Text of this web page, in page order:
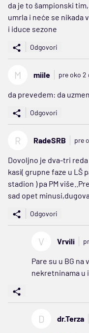
da je to šampionski
umrla i neće se nikada
i iduce sezone
Odgovori
M miile pre oko 2
da prevedem: da
Odgovori
R RadeSRB pre
Dovoljno je dva-tri
kasi( grupne faze u LŠ
stadion ) pa PM
sad opet
Odgovori
V Vrvili
Pare su u BG na
nekretninama u
D dr.Terza